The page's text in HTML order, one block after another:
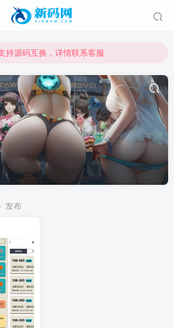
持源码互换，详情联系客服
持源码互换，详情联系客服
发布